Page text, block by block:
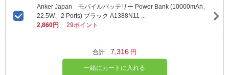
Anker Japan モバイルバッテリー Power Bank (10000mAh、
22.5W、2 Ports) ブラック A1388N11 ...
2,860円
29ポイント
合計 7,316 円
一緒にカートに入れる